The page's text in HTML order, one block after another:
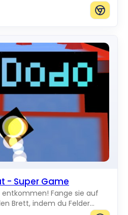
Bildschirm laufen. Du kannst
Größe hinzufügen.
- Super Game
entkommen! Fange sie auf
Brett, indem du Felder